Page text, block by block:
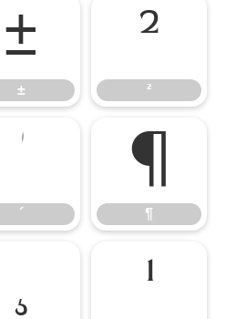
±
±
²
²
´
´
¶
¶
¸ ¹